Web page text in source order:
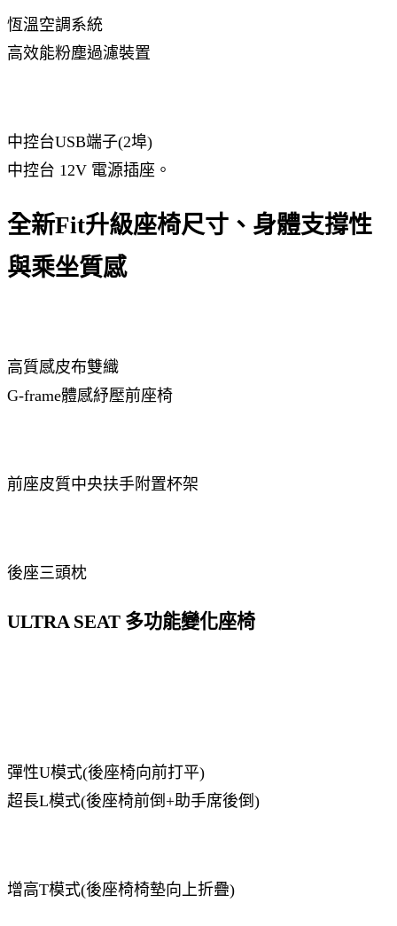
恆溫空調系統
高效能粉塵過濾裝置
中控台USB端子(2埠)
中控台 12V 電源插座。
全新Fit升級座椅尺寸、身體支撐性
與乘坐質感
高質感皮布雙織
G-frame體感紓壓前座椅
前座皮質中央扶手附置杯架
後座三頭枕
ULTRA SEAT 多功能變化座椅
彈性U模式(後座椅向前打平)
超長L模式(後座椅前倒+助手席後倒)
增高T模式(後座椅椅墊向上折疊)